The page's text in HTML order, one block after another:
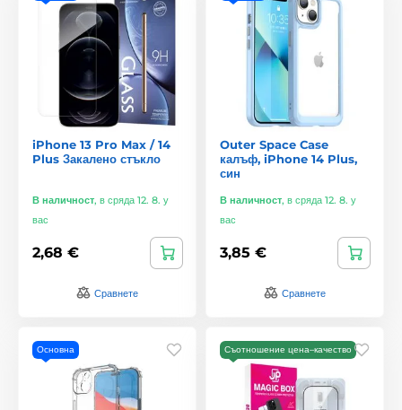
iPhone 13 Pro Max / 14
Plus Закалено стъкло
В наличност, в сряда 12. 8. у
вас
2,68 €
Сравнете
Outer Space Case
калъф, iPhone 14 Plus,
син
В наличност, в сряда 12. 8. у
вас
3,85 €
Сравнете
Основна Съотношение цена–качество